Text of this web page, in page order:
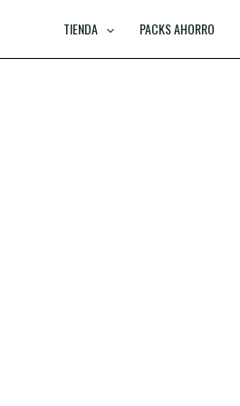
TIENDA PACKS AHORRO